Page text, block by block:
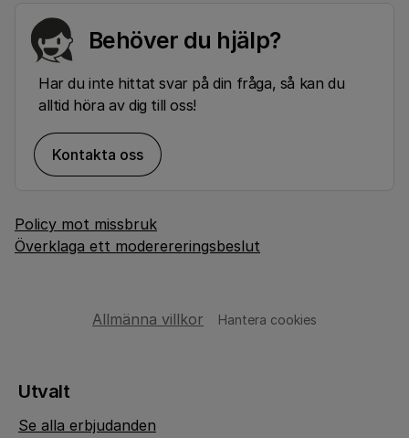
Behöver du hjälp?
Har du inte hittat svar på din fråga, så kan du
alltid höra av dig till oss!
Kontakta oss
Policy mot missbruk
Överklaga ett moderereringsbeslut
Allmänna villkor Hantera cookies
Utvalt
Se alla erbjudanden